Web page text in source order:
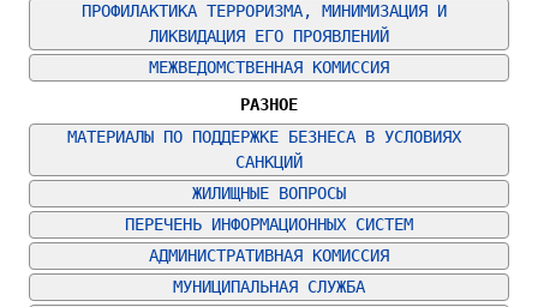
ПРОФИЛАКТИКА ТЕРРОРИЗМА, МИНИМИЗАЦИЯ И
ЛИКВИДАЦИЯ ЕГО ПРОЯВЛЕНИЙ
МЕЖВЕДОМСТВЕННАЯ КОМИССИЯ
РАЗНОЕ
МАТЕРИАЛЫ ПО ПОДДЕРЖКЕ БЕЗНЕСА В УСЛОВИЯХ
САНКЦИЙ
ЖИЛИЩНЫЕ ВОПРОСЫ
ПЕРЕЧЕНЬ ИНФОРМАЦИОННЫХ СИСТЕМ
АДМИНИСТРАТИВНАЯ КОМИССИЯ
МУНИЦИПАЛЬНАЯ СЛУЖБА